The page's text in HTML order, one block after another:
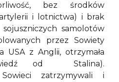
bez środków
i lotnictwa) i brak
samolotów
przez Sowiety
USA z Anglii, otrzymała
od Stalina).
zatrzymywali i